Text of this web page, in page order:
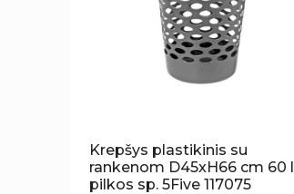
Krepšys plastikinis su
rankenom D45xH66 cm 60 l
pilkos sp. 5Five 117075